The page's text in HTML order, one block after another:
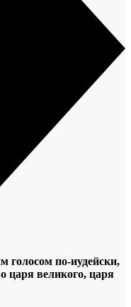
голосом по-иудейски,
царя великого, царя